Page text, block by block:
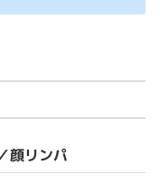
顔リンパ